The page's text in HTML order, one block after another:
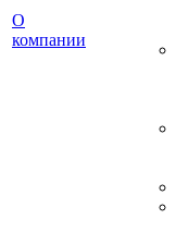
О
компании